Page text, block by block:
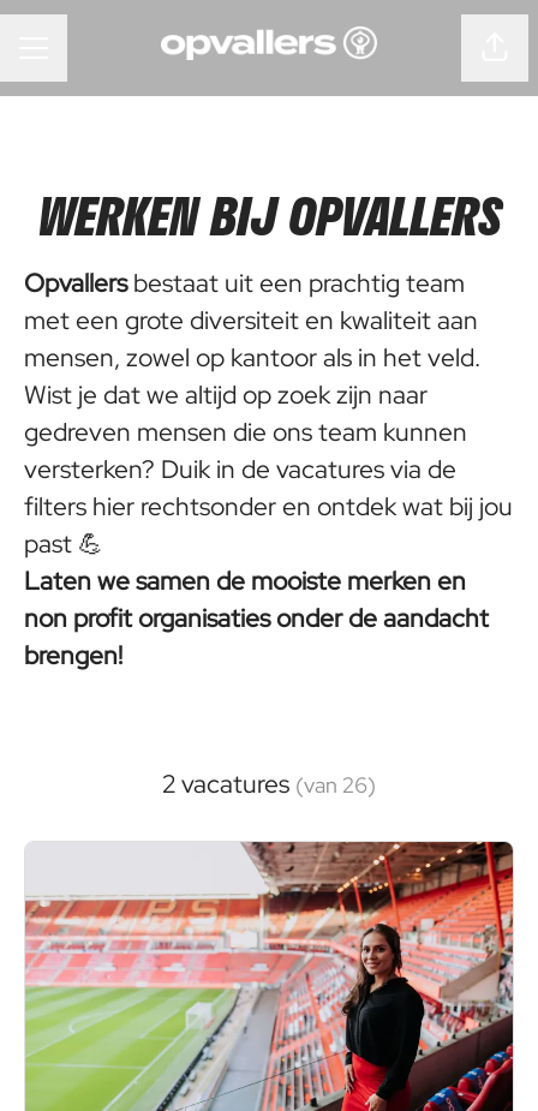
WERKEN BIJ OPVALLERS
Opvallersbestaat uit een prachtig team
met een grote diversiteit en kwaliteit aan
mensen, zowel op kantoor als in het veld.
Wist je dat we altijd op zoek zijn naar
gedreven mensen die ons team kunnen
versterken? Duik in de vacatures via de
filters hier rechtsonder en ontdek wat bij jou
past 💪
Laten we samen de mooiste merken en
non profit organisaties onder de aandacht
brengen!
2 vacatures (van 26)